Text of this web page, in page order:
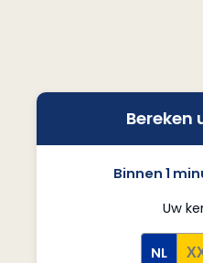
Bereken
Binnen 1
Uw
NL